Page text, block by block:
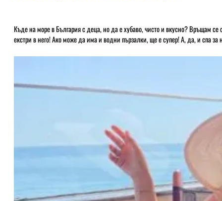
Къде на море в България с деца, но да е хубаво, чисто и вкусно? Връщам
екстри в него! Ако може да има и водни пързалки, ще е супер! А, да, и спа